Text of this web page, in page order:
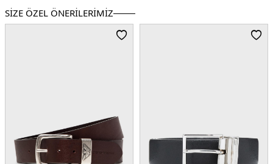
5DY1Y4S620YQ47I80001.07
SİZE ÖZEL ÖNERİLERİMİZ